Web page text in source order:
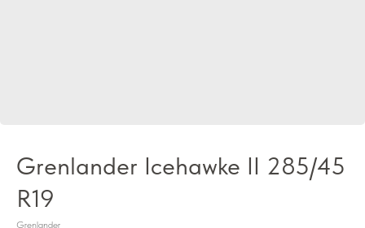
Grenlander Icehawke II 285/45
R19
Grenlander